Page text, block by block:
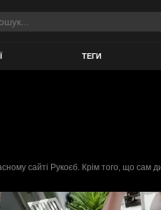
ТЕГИ
сайті Рукоєб. Крім того, що